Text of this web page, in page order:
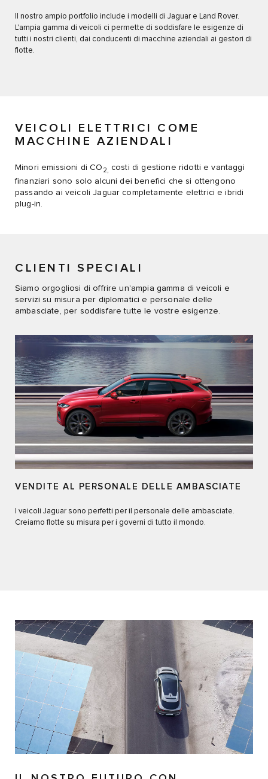
Il nostro ampio portfolio include i modelli di Jaguar e Land Rover.
L'ampia gamma di veicoli ci permette di soddisfare le esigenze di
tutti i nostri clienti, dai conducenti di macchine aziendali ai gestori di
flotte.
VEICOLI ELETTRICI COME
MACCHINE AZIENDALI
Minori emissioni di CO 2,
costi di gestione ridotti e vantaggi
finanziari sono solo alcuni dei benefici che si ottengono
passando ai veicoli Jaguar completamente elettrici e ibridi
plug-in.
CLIENTI SPECIALI
Siamo orgogliosi di offrire un'ampia gamma di veicoli e
servizi su misura per diplomatici e personale delle
ambasciate, per soddisfare tutte le vostre esigenze.
VENDITE AL PERSONALE DELLE AMBASCIATE
I veicoli Jaguar sono perfetti per il personale delle ambasciate.
Creiamo flotte su misura per i governi di tutto il mondo.